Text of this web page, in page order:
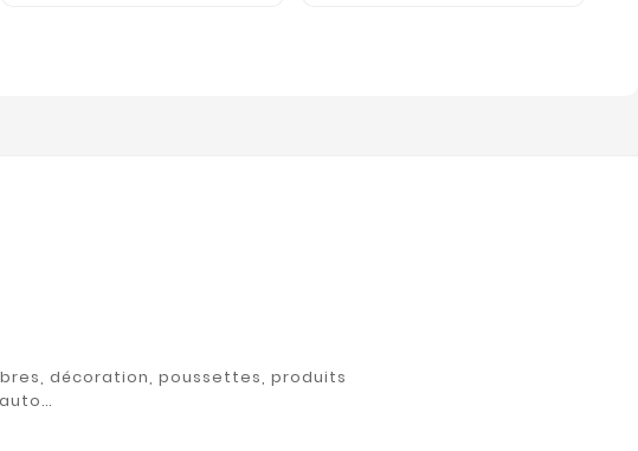
décoration, poussettes, produits